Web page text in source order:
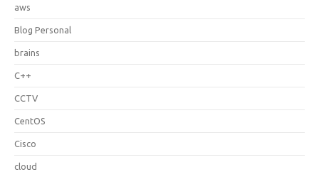
aws
Blog Personal
brains
C++
CCTV
CentOS
Cisco
cloud